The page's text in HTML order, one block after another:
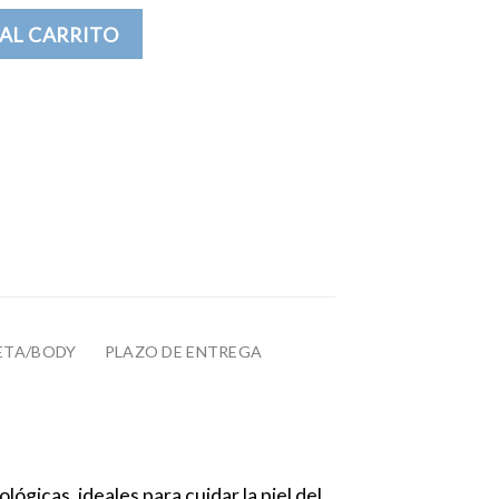
cantidad
CARRITO
BODY PLAZO DE ENTREGA